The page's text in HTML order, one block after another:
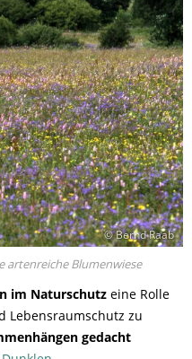
© Bernd Raab
artenreiche Blumenwiese
im Naturschutz eine Rolle
Lebensraumschutz zu
gedacht